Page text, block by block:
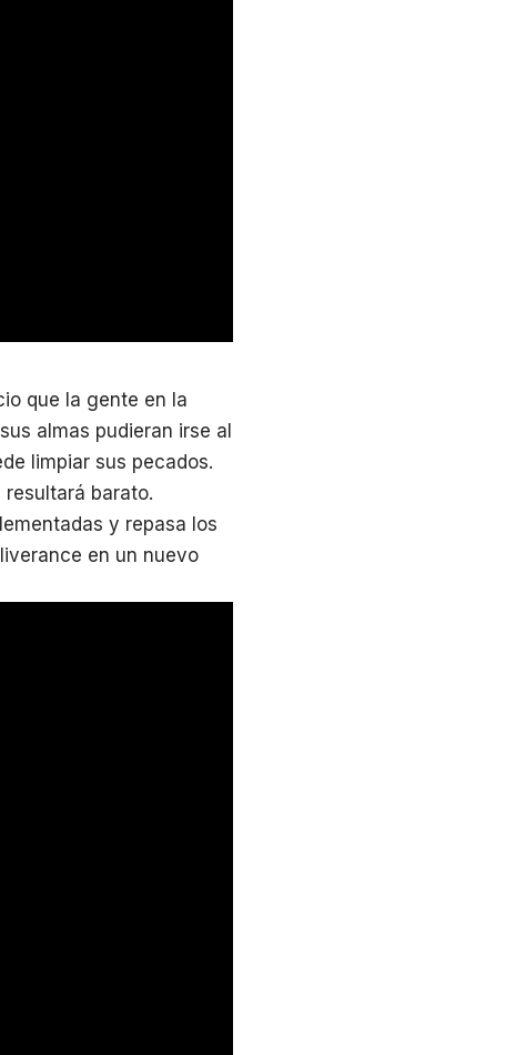
que la gente en la
almas pudieran irse al
limpiar sus pecados.
barato.
y repasa los
en un nuevo